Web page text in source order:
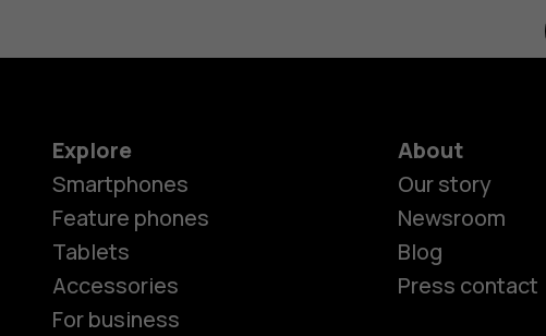
Explore
Smartphones
Feature phones
Tablets
Accessories
For business
About
Our story
Newsroom
Blog
Press contact